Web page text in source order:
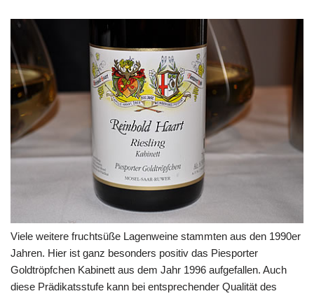
Viele weitere fruchtsüße Lagenweine stammten aus den 1990er
Jahren. Hier ist ganz besonders positiv das Piesporter
Goldtröpfchen Kabinett aus dem Jahr 1996 aufgefallen. Auch
diese Prädikatsstufe kann bei entsprechender Qualität des